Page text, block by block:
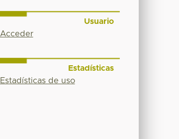
Usuario
Acceder
Estadísticas
Estadísticas de uso